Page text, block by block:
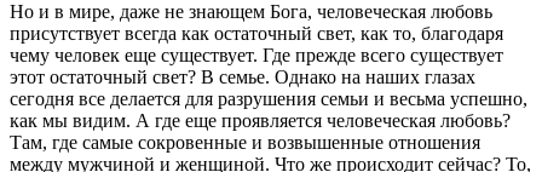
Но и в мире, даже не знающем Бога, человеческая любовь
присутствует всегда как остаточный свет, как то, благодаря
чему человек еще существует. Где прежде всего существует
этот остаточный свет? В семье. Однако на наших глазах
сегодня все делается для разрушения семьи и весьма успешно,
как мы видим. А где еще проявляется человеческая любовь?
Там, где самые сокровенные и возвышенные отношения
между мужчиной и женщиной. Что же происходит сейчас? То,